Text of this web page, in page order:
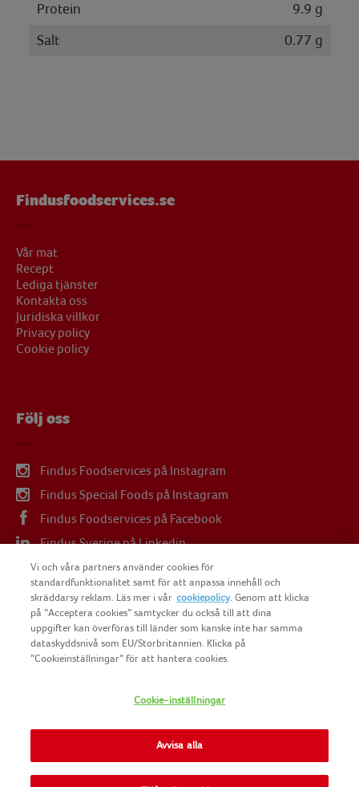
Protein
9.9 g
Salt
0.77 g
Findusfoodservices.se
Vår mat
Recept
Lediga tjänster
Kontakta oss
Juridiska villkor
Privacy policy
Cookie policy
Följ oss
Findus Foodservices på Instagram
Findus Special Foods på Instagram
Findus Foodservices på Facebook
Findus Sverige på Linkedin
Findus Sverige på Youtube
COPYRIGHT FINDUS SVERIGE AB 2025
FINDUS
NOMAD FOODS
Vi och våra partners använder cookies för
standardfunktionalitet samt för att anpassa innehåll och
skräddarsy reklam. Läs mer i vår cookiepolicy. Genom att klicka
på ”Acceptera cookies” samtycker du också till att dina
uppgifter kan överföras till länder som kanske inte har samma
dataskyddsnivå som EU/Storbritannien. Klicka på
”Cookieinställningar” för att hantera cookies.
Cookie-inställningar
Avvisa alla